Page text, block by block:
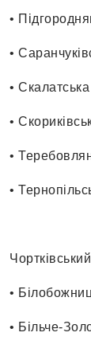
•
•
•
•
•
•
•
• Більче-